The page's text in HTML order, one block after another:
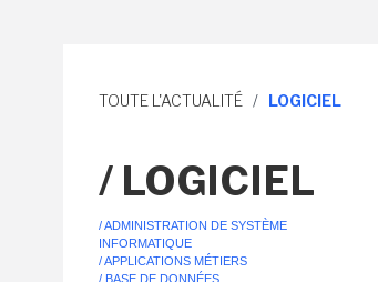
TOUTE L'ACTUALITÉ / LOGICIEL
/ LOGICIEL
/ ADMINISTRATION DE SYSTÈME
INFORMATIQUE
/ APPLICATIONS MÉTIERS
/ BASE DE DONNÉES